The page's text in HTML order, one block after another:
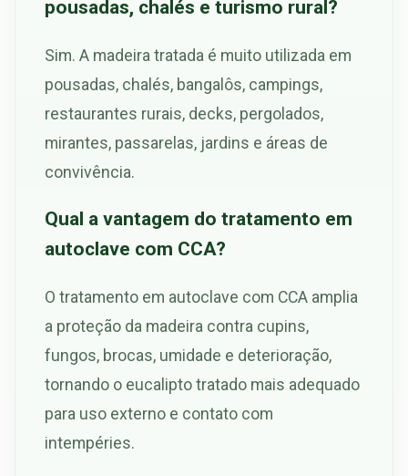
pousadas, chalés e turismo rural?
Sim. A madeira tratada é muito utilizada em
pousadas, chalés, bangalôs, campings,
restaurantes rurais, decks, pergolados,
mirantes, passarelas, jardins e áreas de
convivência.
Qual a vantagem do tratamento em
autoclave com CCA?
O tratamento em autoclave com CCA amplia
a proteção da madeira contra cupins,
fungos, brocas, umidade e deterioração,
tornando o eucalipto tratado mais adequado
para uso externo e contato com
intempéries.